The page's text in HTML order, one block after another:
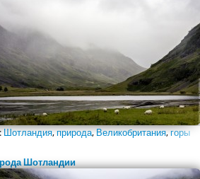
Шотландия,природа,Великобритания,горы
Шотландии